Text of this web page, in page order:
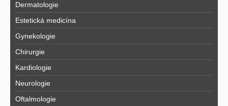
Dermatologie
Estetická medicína
Gynekologie
Chirurgie
Kardiologie
Neurologie
Oftalmologie